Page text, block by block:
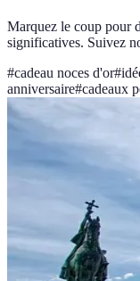
Marquez le coup pour
significatives. Suivez
#cadeau noces d'or#
anniversaire#cadeaux